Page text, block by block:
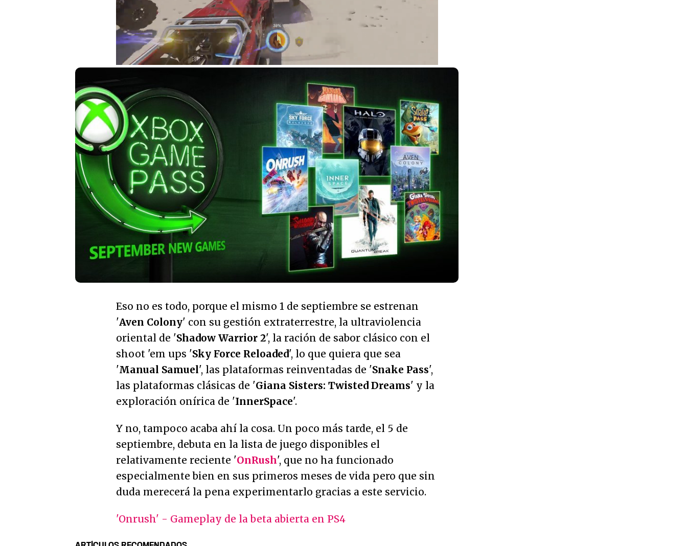
Unmute /
Loaded:
5.41%
Eso no es todo, porque el mismo 1 de septiembre se estrenan
'Aven Colony' con su gestión extraterrestre, la ultraviolencia
oriental de 'Shadow Warrior 2', la ración de sabor clásico con el
shoot 'em ups 'Sky Force Reloaded', lo que quiera que sea
'Manual Samuel', las plataformas reinventadas de 'Snake Pass',
las plataformas clásicas de 'Giana Sisters: Twisted Dreams' y la
exploración onírica de 'InnerSpace'.
Y no, tampoco acaba ahí la cosa. Un poco más tarde, el 5 de
septiembre, debuta en la lista de juego disponibles el
relativamente reciente 'OnRush', que no ha funcionado
especialmente bien en sus primeros meses de vida pero que sin
duda merecerá la pena experimentarlo gracias a este servicio.
'Onrush' - Gameplay de la beta abierta en PS4